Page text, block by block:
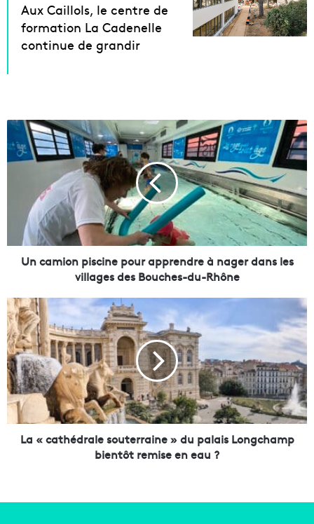
Aux Caillols, le centre de
formation La Cadenelle
continue de grandir
U
n
p
i
n
e
p
o
u
r
a
p
Un camion piscine pour apprendre à nager dans les
villages des Bouches-du-Rhône
L
a
«
c
a
t
h
é
d
La « cathédrale souterraine » du palais Longchamp
bientôt remise en eau ?